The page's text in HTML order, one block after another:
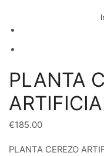
PLANTA
€185.00
PLANTA CEREZO